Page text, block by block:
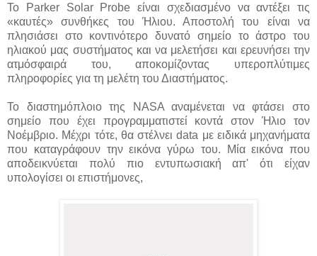
Το Parker Solar Probe είναι σχεδιασμένο να αντέξει τις
«καυτές» συνθήκες του Ήλιου. Αποστολή του είναι να
πλησιάσει στο κοντινότερο δυνατό σημείο το άστρο του
ηλιακού μας συστήματος και να μελετήσει και ερευνήσει την
ατμόσφαιρά του, αποκομίζοντας υπεροπλύτιμες
πληροφορίες για τη μελέτη του Διαστήματος.
Το διαστημόπλοιο της NASA αναμένεται να φτάσει στο
σημείο που έχει προγραμματιστεί κοντά στον Ήλιο τον
Νοέμβριο. Μέχρι τότε, θα στέλνει data με ειδικά μηχανήματα
που καταγράφουν την εικόνα γύρω του. Μία εικόνα που
αποδεικνύεται πολύ πιο εντυπωσιακή απ' ότι είχαν
υπολογίσει οι επιστήμονες,